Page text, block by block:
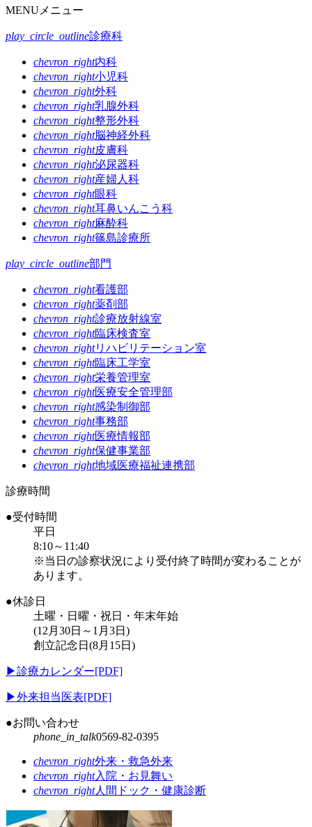
イ
稿
ナ
MENU メニュー
play_circle_outline診療科
chevron_right内科
chevron_right小児科
chevron_right外科
chevron_right乳腺外科
chevron_right整形外科
chevron_right脳神経外科
chevron_right皮膚科
chevron_right泌尿器科
chevron_right産婦人科
chevron_right眼科
chevron_right耳鼻いんこう科
chevron_right麻酔科
chevron_right篠島診療所
play_circle_outline部門
chevron_right看護部
chevron_right薬剤部
chevron_right診療放射線室
chevron_right臨床検査室
chevron_rightリハビリテーション室
chevron_right臨床工学室
chevron_right栄養管理室
chevron_right医療安全管理部
chevron_right感染制御部
chevron_right事務部
chevron_right医療情報部
chevron_right保健事業部
chevron_right地域医療福祉連携部
診療時間
●受付時間
平日
8:10～11:40
※当日の診察状況により受付終了時間が変わることが
あります。
●休診日
土曜・日曜・祝日・年末年始
(12月30日～1月3日)
創立記念日(8月15日)
▶診療カレンダー[PDF]
▶外来担当医表[PDF]
●お問い合わせ
phone_in_talk0569-82-0395
chevron_right外来・救急外来
chevron_right入院・お見舞い
chevron_right人間ドック・健康診断